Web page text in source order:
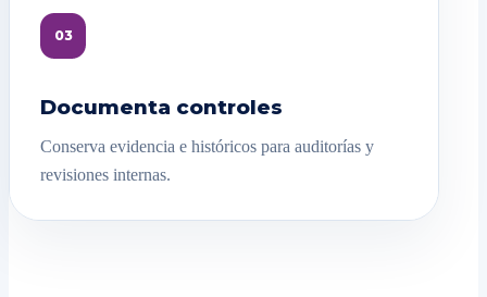
03
Documenta controles
Conserva evidencia e históricos para auditorías y
revisiones internas.